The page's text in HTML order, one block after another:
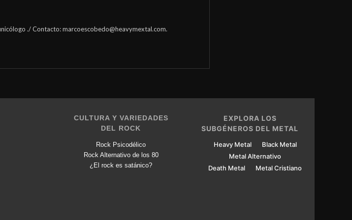
./ Contacto:marcoescobedo@heavymextal.com.
CULTURA Y VARIEDADES
DEL ROCK
Rock Psicodélico
Rock Alternativo de los 80
¿El rock es satánico?
EXPLORA LOS
SUBGÉNEROS DEL METAL
Heavy Metal
Black Metal
Metal Alternativo
Death Metal
Metal Cristiano